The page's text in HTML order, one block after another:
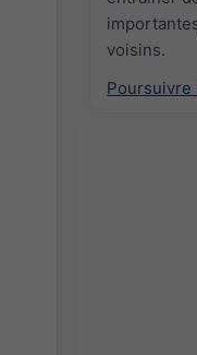
voisins.
Poursuivre